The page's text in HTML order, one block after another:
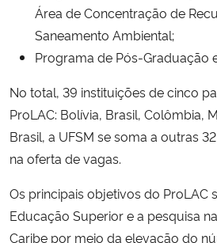
Área de Concentração de
Saneamento Ambiental;
Programa de Pós-Graduação
No total, 39 instituições de cinco
ProLAC: Bolívia, Brasil, Colômbia,
Brasil, a UFSM se soma a outras
na oferta de vagas.
Os principais objetivos do ProLAC
Educação Superior e a pesquisa
Caribe por meio da elevação do